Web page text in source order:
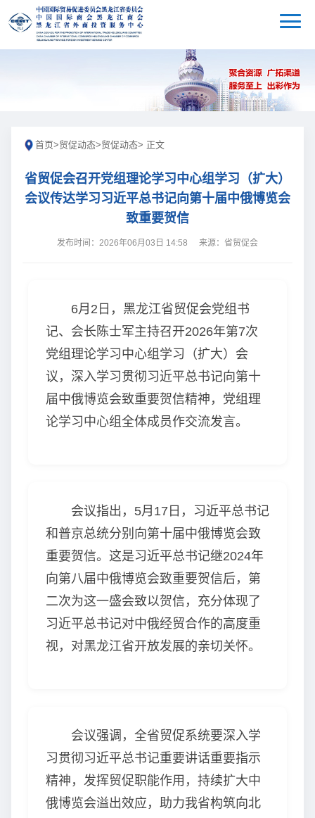
首页>贸促动态>贸促动态> 正文
省贸促会召开党组理论学习中心组学习（扩大）
会议传达学习习近平总书记向第十届中俄博览会
致重要贺信
发布时间：2026年06月03日 14:58 来源：省贸促会
6月2日，黑龙江省贸促会党组书
记、会长陈士军主持召开2026年第7次
党组理论学习中心组学习（扩大）会
议，深入学习贯彻习近平总书记向第十
届中俄博览会致重要贺信精神，党组理
论学习中心组全体成员作交流发言。
会议指出，5月17日，习近平总书记
和普京总统分别向第十届中俄博览会致
重要贺信。这是习近平总书记继2024年
向第八届中俄博览会致重要贺信后，第
二次为这一盛会致以贺信，充分体现了
习近平总书记对中俄经贸合作的高度重
视，对黑龙江省开放发展的亲切关怀。
会议强调，全省贸促系统要深入学
习贯彻习近平总书记重要讲话重要指示
精神，发挥贸促职能作用，持续扩大中
俄博览会溢出效应，助力我省构筑向北